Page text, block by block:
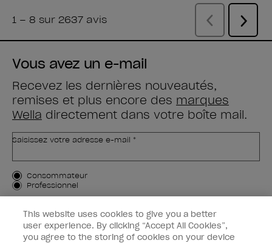
Vous avez un e-mail
Recevez les dernières nouveautés,
remises et plus encore des marques
Wella directement dans votre boîte mail.
Saisissez votre adresse e-mail *
Type de client
Consommateur
Professionnel
M'INSCRIRE
Informations clients
This website uses cookies to give you a better
user experience. By clicking “Accept All Cookies”,
you agree to the storing of cookies on your device